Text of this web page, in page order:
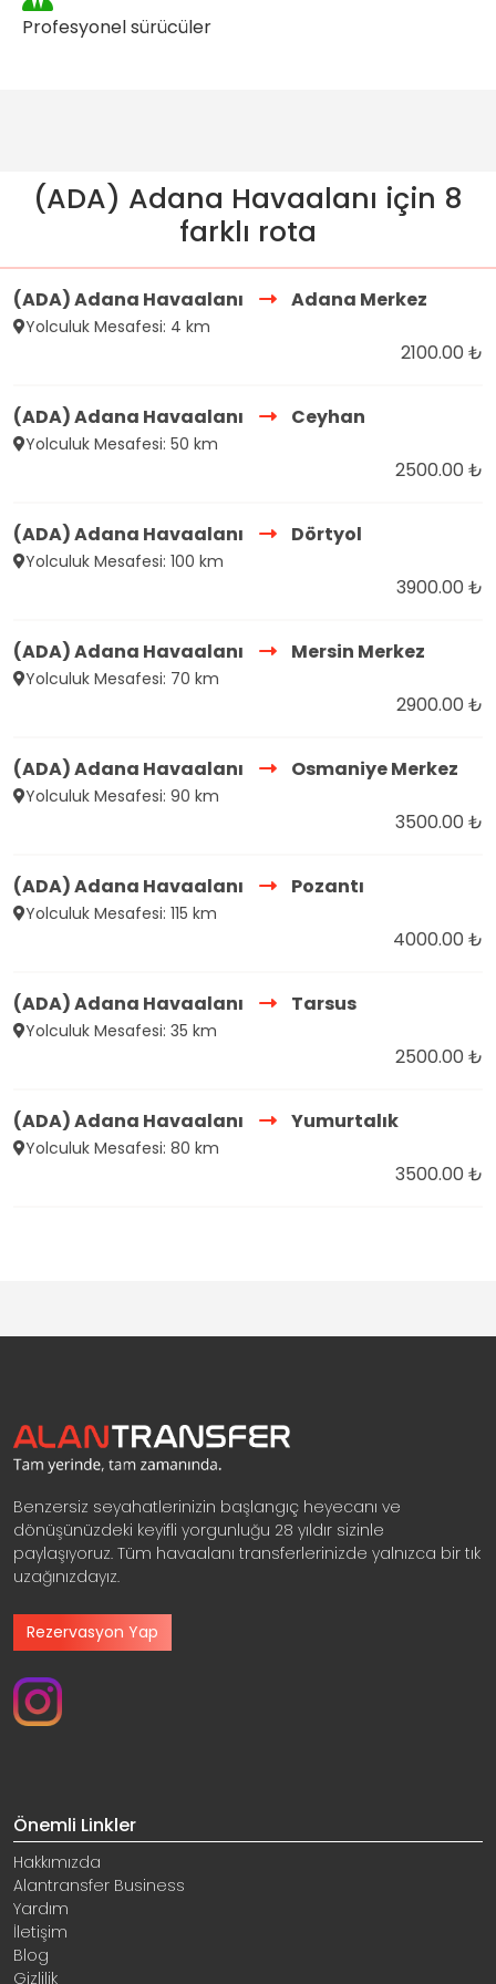
Profesyonel sürücüler
(ADA) Adana Havaalanı için 8
farklı rota
(ADA) Adana Havaalanı Adana Merkez
Yolculuk Mesafesi: 4 km
2100.00 ₺
(ADA) Adana Havaalanı Ceyhan
Yolculuk Mesafesi: 50 km
2500.00 ₺
(ADA) Adana Havaalanı Dörtyol
Yolculuk Mesafesi: 100 km
3900.00 ₺
(ADA) Adana Havaalanı Mersin Merkez
Yolculuk Mesafesi: 70 km
2900.00 ₺
(ADA) Adana Havaalanı Osmaniye Merkez
Yolculuk Mesafesi: 90 km
3500.00 ₺
(ADA) Adana Havaalanı Pozantı
Yolculuk Mesafesi: 115 km
4000.00 ₺
(ADA) Adana Havaalanı Tarsus
Yolculuk Mesafesi: 35 km
2500.00 ₺
(ADA) Adana Havaalanı Yumurtalık
Yolculuk Mesafesi: 80 km
3500.00 ₺
Benzersiz seyahatlerinizin başlangıç heyecanı ve
dönüşünüzdeki keyifli yorgunluğu 28 yıldır sizinle
paylaşıyoruz. Tüm havaalanı transferlerinizde yalnızca bir tık
uzağınızdayız.
Rezervasyon Yap
Önemli Linkler
Hakkımızda
Alantransfer Business
Yardım
İletişim
Blog
Gizlilik